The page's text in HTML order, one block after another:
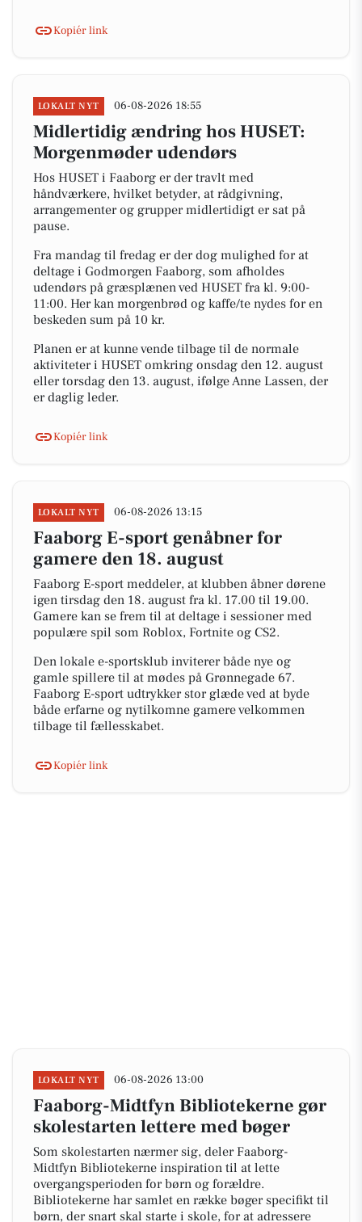
Kopiér link
LOKALT NYT 06-08-2026 18:55
Midlertidig ændring hos HUSET:
Morgenmøder udendørs
Hos HUSET i Faaborg er der travlt med
håndværkere, hvilket betyder, at rådgivning,
arrangementer og grupper midlertidigt er sat på
pause.
Fra mandag til fredag er der dog mulighed for at
deltage i Godmorgen Faaborg, som afholdes
udendørs på græsplænen ved HUSET fra kl. 9:00-
11:00. Her kan morgenbrød og kaffe/te nydes for en
beskeden sum på 10 kr.
Planen er at kunne vende tilbage til de normale
aktiviteter i HUSET omkring onsdag den 12. august
eller torsdag den 13. august, ifølge Anne Lassen, der
er daglig leder.
Kopiér link
LOKALT NYT 06-08-2026 13:15
Faaborg E-sport genåbner for
gamere den 18. august
Faaborg E-sport meddeler, at klubben åbner dørene
igen tirsdag den 18. august fra kl. 17.00 til 19.00.
Gamere kan se frem til at deltage i sessioner med
populære spil som Roblox, Fortnite og CS2.
Den lokale e-sportsklub inviterer både nye og
gamle spillere til at mødes på Grønnegade 67.
Faaborg E-sport udtrykker stor glæde ved at byde
både erfarne og nytilkomne gamere velkommen
tilbage til fællesskabet.
Kopiér link
LOKALT NYT 06-08-2026 13:00
Faaborg-Midtfyn Bibliotekerne gør
skolestarten lettere med bøger
Som skolestarten nærmer sig, deler Faaborg-
Midtfyn Bibliotekerne inspiration til at lette
overgangsperioden for børn og forældre.
Bibliotekerne har samlet en række bøger specifikt til
børn, der snart skal starte i skole, for at adressere